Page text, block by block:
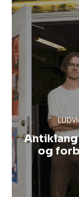
og